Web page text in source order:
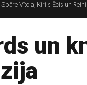
Vītola, Kirils Ēcis un
un